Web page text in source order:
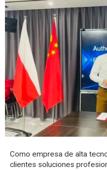
Como empresa de alta
clientes soluciones